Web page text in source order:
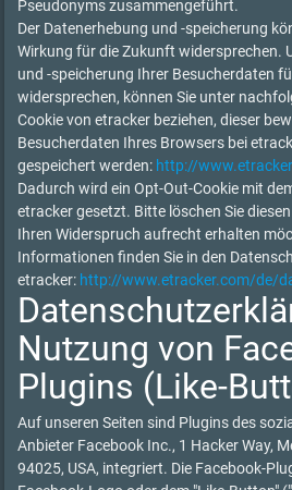
Pseudonyms zusammengeführt.
Der Datenerhebung und -speicherung
Wirkung für die Zukunft widersprechen.
und -speicherung Ihrer Besucherdaten
widersprechen, können Sie unter
Cookie von etracker beziehen, dieser
Besucherdaten Ihres Browsers bei
gespeichert werden: http://
Dadurch wird ein Opt-Out-Cookie mit
etracker gesetzt. Bitte löschen Sie
Ihren Widerspruch aufrecht erhalten
Informationen finden Sie in den
etracker: http://www.etracker.com/de/
Nutzung von
Plugins (Like-
Auf unseren Seiten sind Plugins des
Anbieter Facebook Inc., 1 Hacker Way,
94025, USA, integriert. Die Facebook-